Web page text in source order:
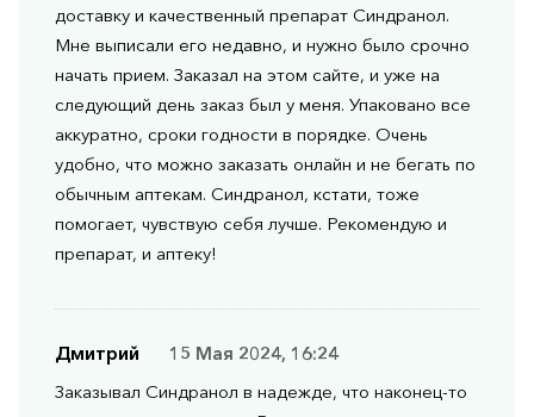
доставку и качественный препарат Синдранол.
Мне выписали его недавно, и нужно было срочно
начать прием. Заказал на этом сайте, и уже на
следующий день заказ был у меня. Упаковано все
аккуратно, сроки годности в порядке. Очень
удобно, что можно заказать онлайн и не бегать по
обычным аптекам. Синдранол, кстати, тоже
помогает, чувствую себя лучше. Рекомендую и
препарат, и аптеку!
Дмитрий
15 Мая 2024, 16:24
Заказывал Синдранол в надежде, что наконец-то